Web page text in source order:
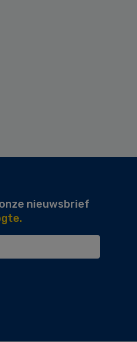
nieuwsbrief